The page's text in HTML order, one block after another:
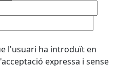
l'usuari ha introduït en
expressa i sense